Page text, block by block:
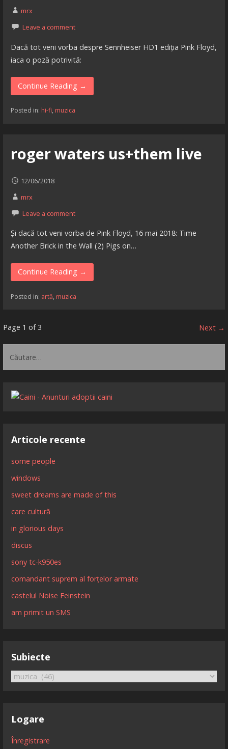
mrx
Leave a comment
Dacă tot veni vorba despre Sennheiser HD1 ediția Pink Floyd,
iaca o poză potrivită:
Continue Reading →
Posted in: hi-fi, muzica
roger waters us+them live
12/06/2018
mrx
Leave a comment
Și dacă tot veni vorba de Pink Floyd, 16 mai 2018: Time
Another Brick in the Wall (2) Pigs on…
Continue Reading →
Posted in: artă, muzica
Articol
navigation
Page 1 of 3 Next →
după:
Articole recente
some people
windows
sweet dreams are made of this
care cultură
in glorious days
discus
sony tc-k950es
comandant suprem al forțelor armate
castelul Noise Feinstein
am primit un SMS
Subiecte
Subiecte
Logare
Înregistrare